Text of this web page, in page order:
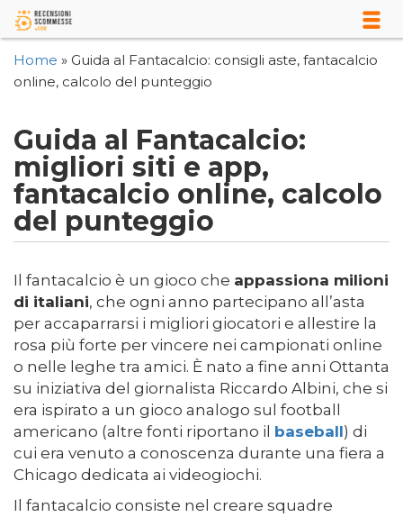
Home » Guida al Fantacalcio: consigli aste, fantacalcio
online, calcolo del punteggio
Guida al Fantacalcio:
migliori siti e app,
fantacalcio online, calcolo
del punteggio
Il fantacalcio è un gioco che appassiona milioni
di italiani, che ogni anno partecipano all’asta
per accaparrarsi i migliori giocatori e allestire la
rosa più forte per vincere nei campionati online
o nelle leghe tra amici. È nato a fine anni Ottanta
su iniziativa del giornalista Riccardo Albini, che si
era ispirato a un gioco analogo sul football
americano (altre fonti riportano il baseball) di
cui era venuto a conoscenza durante una fiera a
Chicago dedicata ai videogiochi.
Il fantacalcio consiste nel creare squadre